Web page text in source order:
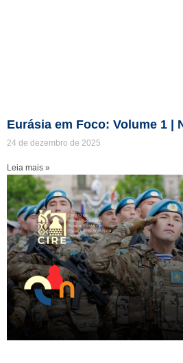
Eurásia em Foco: Volume 1 |
24 de dezembro de 2025
Leia mais »